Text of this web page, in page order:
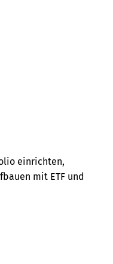
einrichten,
mit ETF und